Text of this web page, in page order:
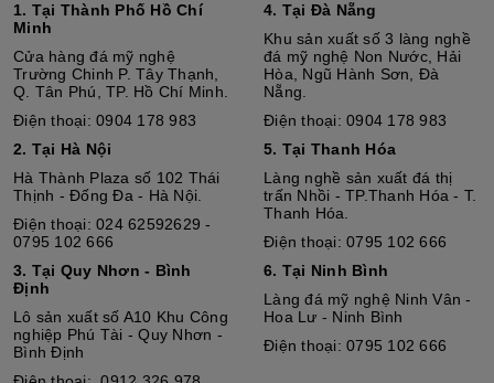
1. Tại Thành Phố Hồ Chí
Minh
Cửa hàng đá mỹ nghệ
Trường Chinh P. Tây Thạnh,
Q. Tân Phú, TP. Hồ Chí Minh.
Điện thoại: 0904 178 983
2. Tại Hà Nội
Hà Thành Plaza số 102 Thái
Thịnh - Đống Đa - Hà Nội.
Điện thoại: 024 62592629 -
0795 102 666
3. Tại Quy Nhơn - Bình
Định
Lô sản xuất số A10 Khu Công
nghiệp Phú Tài - Quy Nhơn -
Bình Định
4. Tại Đà Nẵng
Khu sản xuất số 3 làng nghề
đá mỹ nghệ Non Nước, Hải
Hòa, Ngũ Hành Sơn, Đà
Nẵng.
Điện thoại: 0904 178 983
5. Tại Thanh Hóa
Làng nghề sản xuất đá thị
trấn Nhồi - TP.Thanh Hóa - T.
Thanh Hóa.
Điện thoại: 0795 102 666
6. Tại Ninh Bình
Làng đá mỹ nghệ Ninh Vân -
Hoa Lư - Ninh Bình
Điện thoại: 0795 102 666